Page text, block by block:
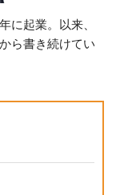
に起業。以来、
ら書き続けてい